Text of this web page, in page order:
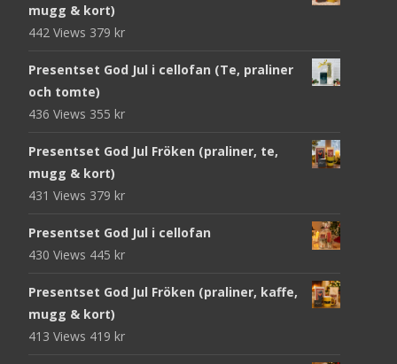
mugg & kort)
442 Views 379 kr
Presentset God Jul i cellofan (Te, praliner
och tomte)
436 Views 355 kr
Presentset God Jul Fröken (praliner, te,
mugg & kort)
431 Views 379 kr
Presentset God Jul i cellofan
430 Views 445 kr
Presentset God Jul Fröken (praliner, kaffe,
mugg & kort)
413 Views 419 kr